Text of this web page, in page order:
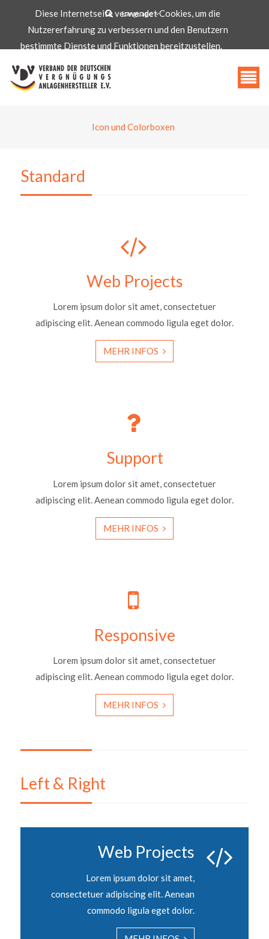
Language
info@vdv-freizeittechnologie.de
Icon und Colorboxen
Standard
Web Projects
Lorem ipsum dolor sit amet, consectetuer
adipiscing elit. Aenean commodo ligula eget dolor.
MEHR INFOS
Support
Lorem ipsum dolor sit amet, consectetuer
adipiscing elit. Aenean commodo ligula eget dolor.
MEHR INFOS
Responsive
Lorem ipsum dolor sit amet, consectetuer
adipiscing elit. Aenean commodo ligula eget dolor.
MEHR INFOS
Left & Right
Web Projects
Lorem ipsum dolor sit amet,
consectetuer adipiscing elit. Aenean
commodo ligula eget dolor.
Diese Internetseite verwendet Cookies, um die
Nutzererfahrung zu verbessern und den Benutzern
bestimmte Dienste und Funktionen bereitzustellen.
Akzeptieren